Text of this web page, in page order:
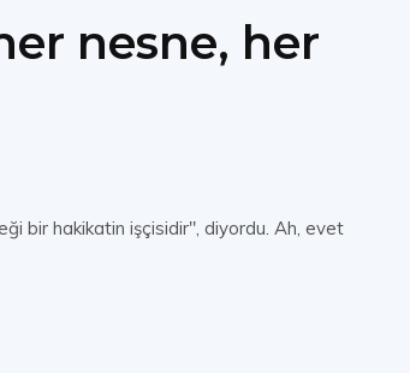
nesne, her
bir hakikatin işçisidir", diyordu. Ah, evet